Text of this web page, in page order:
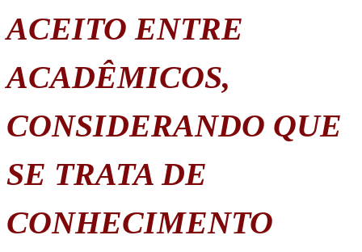
ACEITO ENTRE
ACADÊMICOS,
CONSIDERANDO QUE
SE TRATA DE
CONHECIMENTO